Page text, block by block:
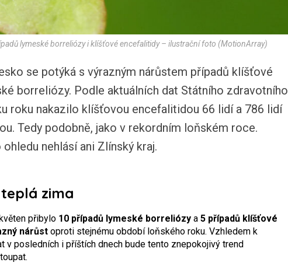
lymeské borreliózy i klíšťové encefalitidy – ilustrační foto (MotionArray)
se potýká s výrazným nárůstem případů klíšťové
borreliózy. Podle aktuálních dat Státního zdravotního
roku nakazilo klíšťovou encefalitidou 66 lidí a 786 lidí
Tedy podobně, jako v rekordním loňském roce.
nehlásí ani Zlínský kraj.
zima
přibylo 10 případů lymeské borreliózy a 5 případů klíšťové
nárůst oproti stejnému období loňského roku. Vzhledem k
v posledních i příštích dnech bude tento znepokojivý trend